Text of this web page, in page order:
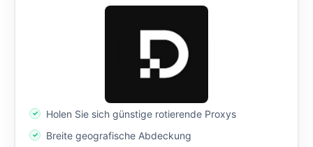
Holen Sie sich günstige rotierende Proxys
Breite geografische Abdeckung